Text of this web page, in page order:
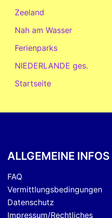
Zeeland
Nah am Wasser
Ferienparks
NIEDERLANDE ges.
Startseite
ALLGEMEINE INFOS
FAQ
Vermittlungsbedingungen
Datenschutz
Impressum/Rechtliches